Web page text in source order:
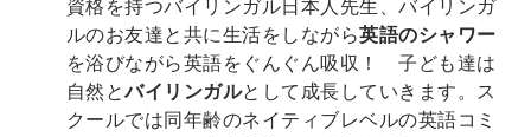
資格を持つバイリンガル日本人先生、バイリンガ
ルのお友達と共に生活をしながら英語のシャワー
を浴びながら英語をぐんぐん吸収！ 子ども達は
自然とバイリンガルとして成長していきます。ス
クールでは同年齢のネイティブレベルの英語コミ